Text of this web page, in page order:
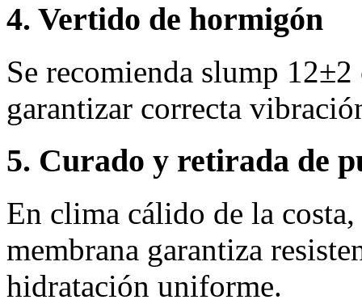
4. Vertido de hormigón
Se recomienda slump
garantizar correcta
5. Curado y retirada de
En clima cálido de la
membrana garantiza
hidratación uniforme.